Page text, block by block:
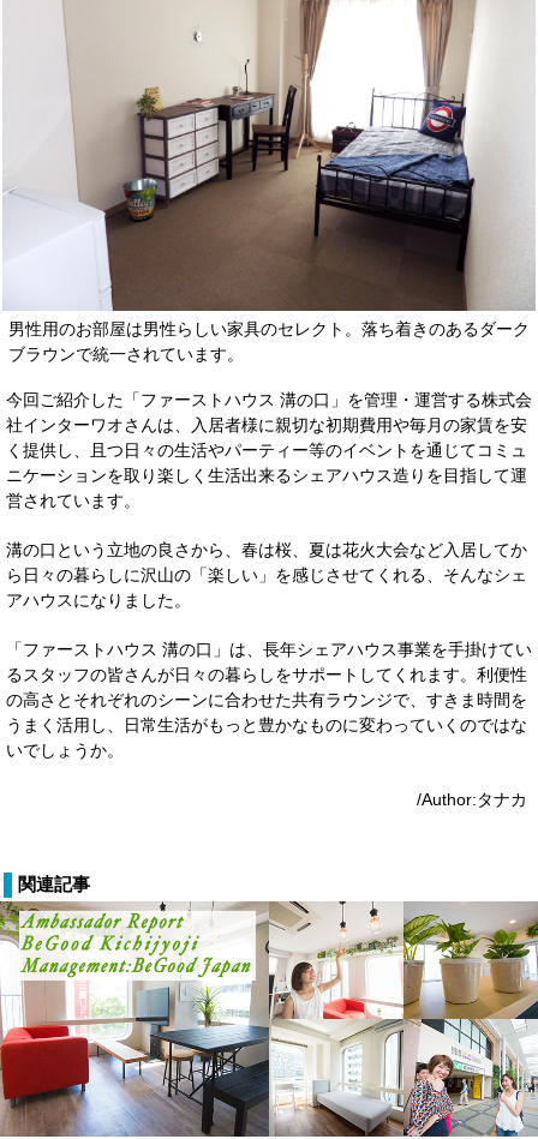
男性用のお部屋は男性らしい家具のセレクト。落ち着きのあるダーク
ブラウンで統一されています。
今回ご紹介した「ファーストハウス 溝の口」を管理・運営する株式会
社インターワオさんは、入居者様に親切な初期費用や毎月の家賃を安
く提供し、且つ日々の生活やパーティー等のイベントを通じてコミュ
ニケーションを取り楽しく生活出来るシェアハウス造りを目指して運
営されています。
溝の口という立地の良さから、春は桜、夏は花火大会など入居してか
ら日々の暮らしに沢山の「楽しい」を感じさせてくれる、そんなシェ
アハウスになりました。
「ファーストハウス 溝の口」は、長年シェアハウス事業を手掛けてい
るスタッフの皆さんが日々の暮らしをサポートしてくれます。利便性
の高さとそれぞれのシーンに合わせた共有ラウンジで、すきま時間を
うまく活用し、日常生活がもっと豊かなものに変わっていくのではな
いでしょうか。
/Author:タナカ
関連記事